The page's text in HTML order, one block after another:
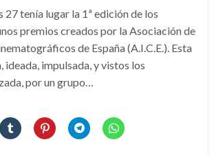
27 tenía lugar la 1ª edición de los
premios creados por la Asociación de
de España (A.I.C.E.). Esta
ideada, impulsada, y vistos los
por un grupo…